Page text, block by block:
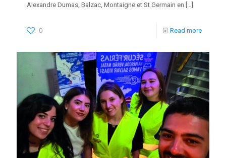
Alexandre Dumas, Balzac, Montaigne et St Germain en
0 Read more